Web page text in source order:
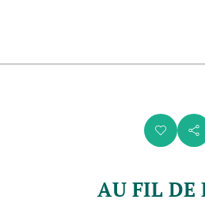
réseau
i s
AU FIL DE